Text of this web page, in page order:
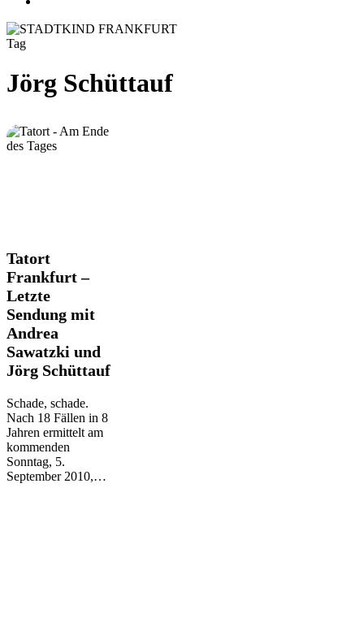
Tag
Jörg Schüttauf
Tatort
Frankfurt
–
Letzte
Sendung
mit
Andrea
Sawatzki
und
Schüttauf
Tatort
Frankfurt –
Letzte
Sendung mit
Andrea
Sawatzki und
Jörg Schüttauf
Schade, schade.
Nach 18 Fällen in 8
Jahren ermittelt am
kommenden
Sonntag, 5.
September 2010,…